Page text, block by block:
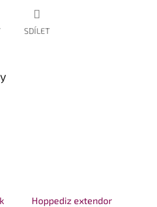
SDÍLET
Hoppediz extendor